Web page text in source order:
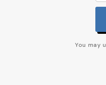
You may